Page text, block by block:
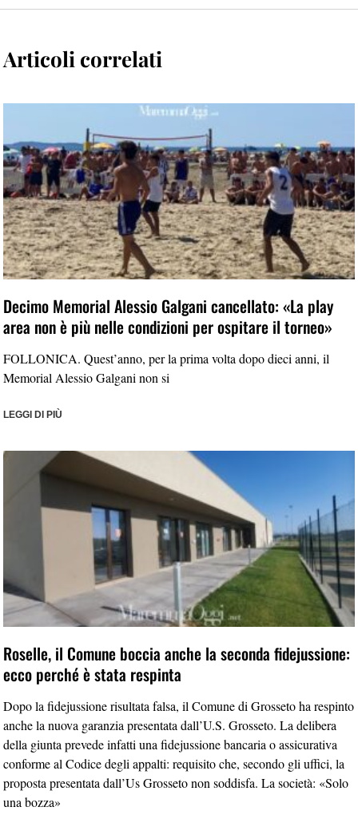
Articoli correlati
Decimo Memorial Alessio Galgani cancellato: «La play
area non è più nelle condizioni per ospitare il torneo»
FOLLONICA. Quest’anno, per la prima volta dopo dieci anni, il
Memorial Alessio Galgani non si
LEGGI DI PIÙ
Roselle, il Comune boccia anche la seconda fidejussione:
ecco perché è stata respinta
Dopo la fidejussione risultata falsa, il Comune di Grosseto ha respinto
anche la nuova garanzia presentata dall’U.S. Grosseto. La delibera
della giunta prevede infatti una fidejussione bancaria o assicurativa
conforme al Codice degli appalti: requisito che, secondo gli uffici, la
proposta presentata dall’Us Grosseto non soddisfa. La società: «Solo
una bozza»